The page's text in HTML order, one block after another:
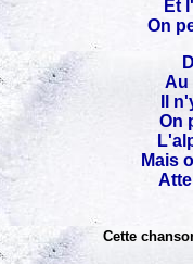
Et
On
Au
Il
On
Mais
Cette